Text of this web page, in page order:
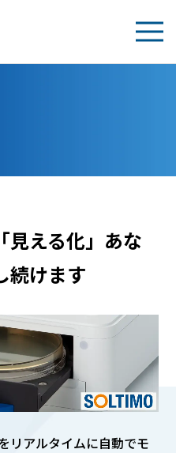
DISPLAY
English
見える化」あな
続けます
リアルタイムに自動でモ